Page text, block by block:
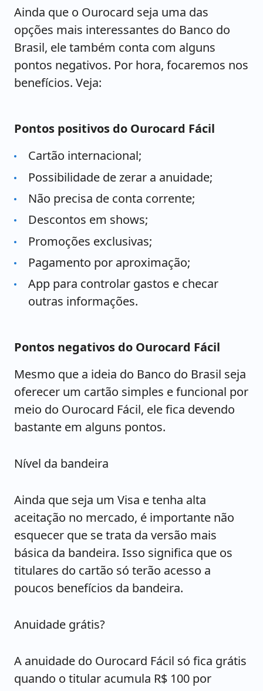
Ainda que o Ourocard seja uma das
opções mais interessantes do Banco do
Brasil, ele também conta com alguns
pontos negativos. Por hora, focaremos nos
benefícios. Veja:
Pontos positivos do Ourocard Fácil
Cartão internacional;
Possibilidade de zerar a anuidade;
Não precisa de conta corrente;
Descontos em shows;
Promoções exclusivas;
Pagamento por aproximação;
App para controlar gastos e checar
outras informações.
Pontos negativos do Ourocard Fácil
Mesmo que a ideia do Banco do Brasil seja
oferecer um cartão simples e funcional por
meio do Ourocard Fácil, ele fica devendo
bastante em alguns pontos.
Nível da bandeira
Ainda que seja um Visa e tenha alta
aceitação no mercado, é importante não
esquecer que se trata da versão mais
básica da bandeira. Isso significa que os
titulares do cartão só terão acesso a
poucos benefícios da bandeira.
Anuidade grátis?
A anuidade do Ourocard Fácil só fica grátis
quando o titular acumula R$ 100 por